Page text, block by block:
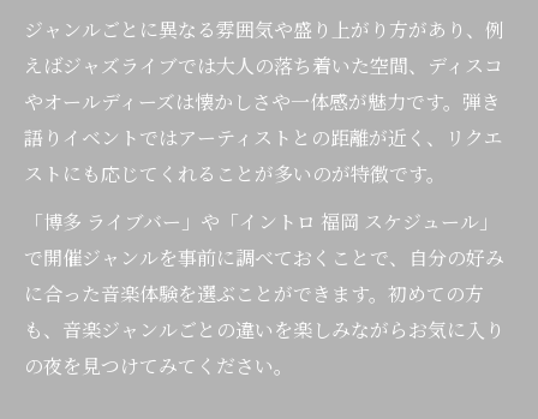
ジャンルごとに異なる雰囲気や盛り上がり方があり、例
えばジャズライブでは大人の落ち着いた空間、ディスコ
やオールディーズは懐かしさや一体感が魅力です。弾き
語りイベントではアーティストとの距離が近く、リクエ
ストにも応じてくれることが多いのが特徴です。
「博多 ライブバー」や「イントロ 福岡 スケジュール」
で開催ジャンルを事前に調べておくことで、自分の好み
に合った音楽体験を選ぶことができます。初めての方
も、音楽ジャンルごとの違いを楽しみながらお気に入り
の夜を見つけてみてください。